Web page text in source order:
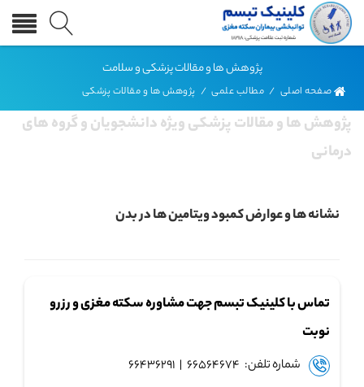
پژوهش ها و مقالات پزشکی و سلامت
صفحه اصلی / مطالب علمی / پژوهش ها و مقالات پزشکی
پژوهش ها و مقالات پزشکی ویژه دانشجویان و گروه های
درمانی
نشانه ها و عوارض کمبود ویتامین ها در بدن
تماس با کلینیک تبسم جهت مشاوره سکته مغزی و رزرو
نوبت
شماره تلفن: ۶۶۵۶۴۶۷۴ | ۶۶۴۳۶۲۹۱